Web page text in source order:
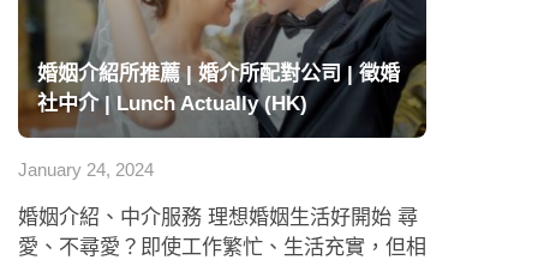
婚姻介紹所推薦 | 婚介所配對公司 | 徵婚
社中介 | Lunch Actually (HK)
January 24, 2024
婚姻介紹、中介服務 理想婚姻生活好開始 尋
愛、不尋愛？即使工作繁忙、生活充實，但相